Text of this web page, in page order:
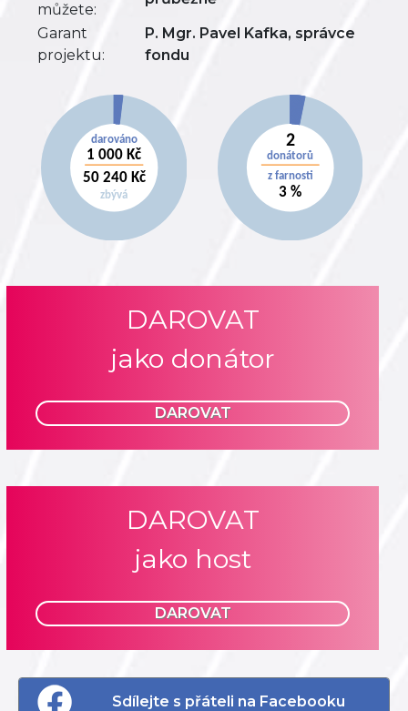
můžete:
Garant
projektu:
P. Mgr. Pavel Kafka, správce
fondu
DAROVAT
jako donátor
DAROVAT
DAROVAT
jako host
DAROVAT
Sdílejte s přáteli na Facebooku